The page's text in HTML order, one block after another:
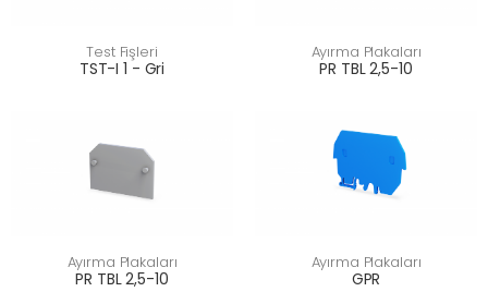
Test Fişleri
TST-I 1 - Gri
Ayırma Plakaları
PR TBL 2,5-10
Ayırma Plakaları
PR TBL 2,5-10
Ayırma Plakaları
GPR